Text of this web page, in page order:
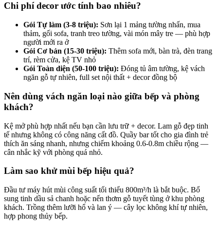
Chi phí decor ước tính bao nhiêu?
Gói Tự làm (3-8 triệu): Sơn lại 1 mảng tường nhấn, mua
thảm, gối sofa, tranh treo tường, vài món mây tre — phù hợp
người mới ra ở
Gói Cơ bản (15-30 triệu): Thêm sofa mới, bàn trà, đèn trang
trí, rèm cửa, kệ TV nhỏ
Gói Toàn diện (50-100 triệu): Đóng tủ âm tường, kệ vách
ngăn gỗ tự nhiên, full set nội thất + decor đồng bộ
Nên dùng vách ngăn loại nào giữa bếp và phòng
khách?
Kệ mở phù hợp nhất nếu bạn cần lưu trữ + decor. Lam gỗ đẹp tinh
tế nhưng không có công năng cất đồ. Quầy bar tốt cho gia đình trẻ
thích ăn sáng nhanh, nhưng chiếm khoảng 0.6-0.8m chiều rộng —
cân nhắc kỹ với phòng quá nhỏ.
Làm sao khử mùi bếp hiệu quả?
Đầu tư máy hút mùi công suất tối thiểu 800m³/h là bắt buộc. Bổ
sung tinh dầu sả chanh hoặc nến thơm gỗ tuyết tùng ở khu phòng
khách. Trồng thêm lưỡi hổ và lan ý — cây lọc không khí tự nhiên,
hợp phong thủy bếp.